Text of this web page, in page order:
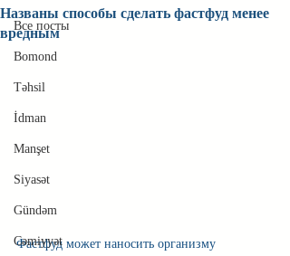
Все посты
Bomond
Təhsil
İdman
Manşet
Siyasət
Gündəm
Cəmiyyət
Названы способы сделать фастфуд менее
вредным
Фастфуд может наносить организму